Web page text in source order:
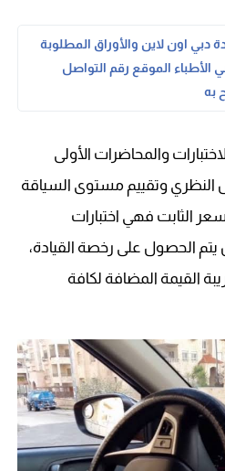
دبي اون لاين والأوراق المطلوبة
الموقع رقم التواصل
به
والمحاضرات الأولى
النظري وتقييم مستوى السياقة
الثابت فهي اختبارات
يتم الحصول على رخصة القيادة،
القيمة المضافة لكافة